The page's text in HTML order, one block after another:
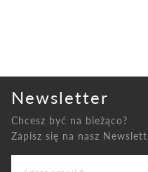
Newsletter
Chcesz być na bieżąco?
Zapisz się na nasz